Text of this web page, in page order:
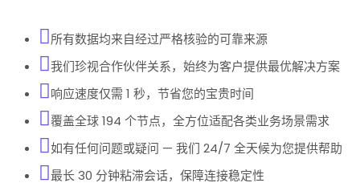
所有数据均来自经过严格核验的可靠来源
我们珍视合作伙伴关系，始终为客户提供最优解决方案
响应速度仅需 1 秒，节省您的宝贵时间
覆盖全球 194 个节点，全方位适配各类业务场景需求
如有任何问题或疑问 — 我们 24/7 全天候为您提供帮助
最长 30 分钟粘滞会话，保障连接稳定性